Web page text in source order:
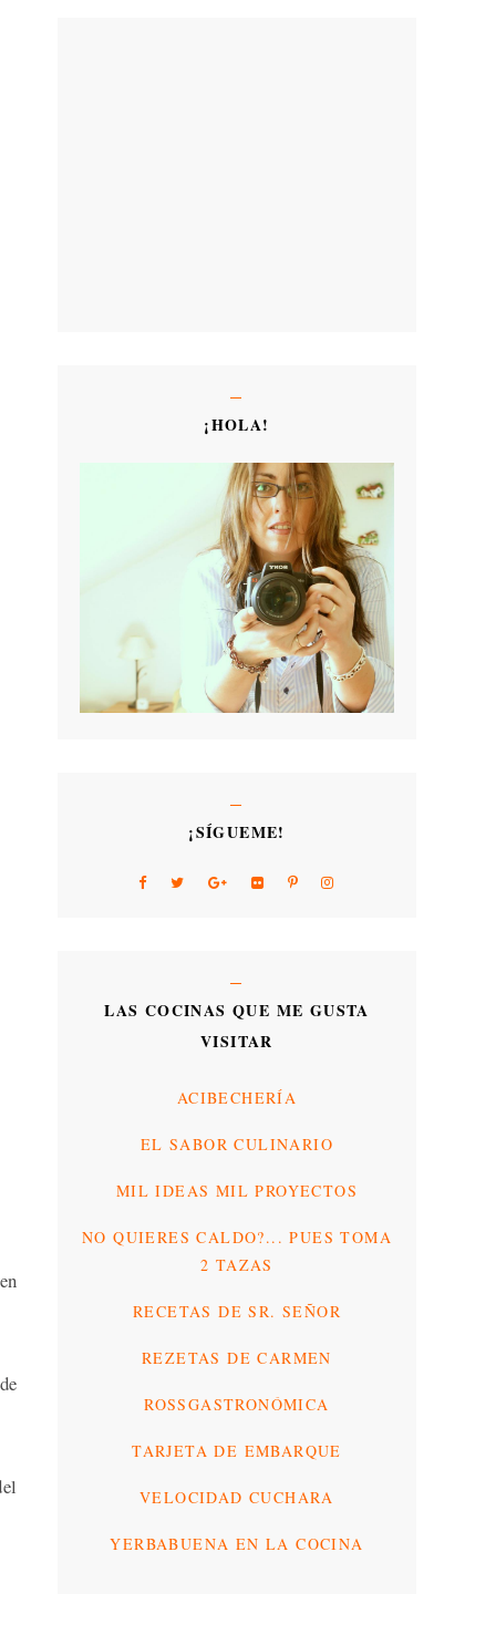
¡HOLA!
¡SÍGUEME!
LAS COCINAS QUE ME GUSTA
VISITAR
ACIBECHERÍA
EL SABOR CULINARIO
MIL IDEAS MIL PROYECTOS
NO QUIERES CALDO?... PUES TOMA
2 TAZAS
RECETAS DE SR. SEÑOR
REZETAS DE CARMEN
ROSSGASTRONÓMICA
TARJETA DE EMBARQUE
VELOCIDAD CUCHARA
YERBABUENA EN LA COCINA